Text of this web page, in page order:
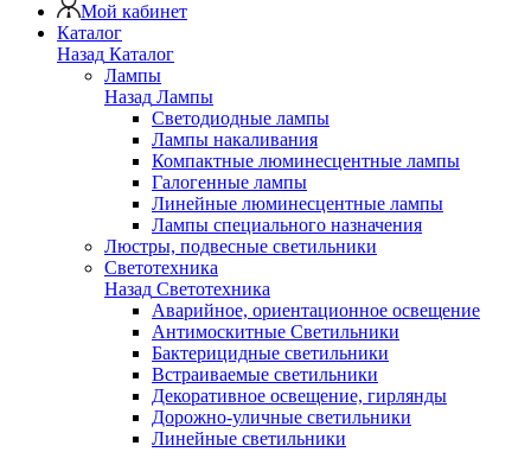
Мой кабинет
Каталог
Назад Каталог
Лампы
Назад Лампы
Светодиодные лампы
Лампы накаливания
Компактные люминесцентные лампы
Галогенные лампы
Линейные люминесцентные лампы
Лампы специального назначения
Люстры, подвесные светильники
Светотехника
Назад Светотехника
Аварийное, ориентационное освещение
Антимоскитные Светильники
Бактерицидные светильники
Встраиваемые светильники
Декоративное освещение, гирлянды
Дорожно-уличные светильники
Линейные светильники